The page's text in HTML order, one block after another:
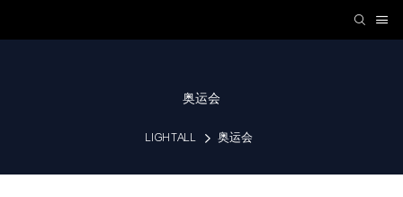
奥运会
LIGHTALL 奥运会